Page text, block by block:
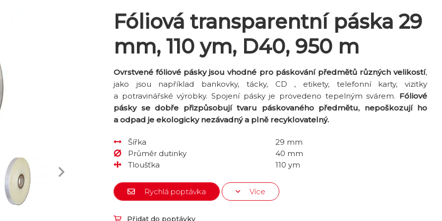
Fóliová transparentní páska 29
mm, 110 ym, D40, 950 m
Ovrstvené fóliové pásky jsou vhodné pro páskování předmětů různých velikostí,
jako jsou například bankovky, tácky, CD , etikety, telefonní karty, vizitky
a potravinářské výrobky. Spojení pásky je provedeno tepelným svárem. Fóliové
pásky se dobře přizpůsobují tvaru páskovaného předmětu, nepoškozují ho
a odpad je ekologicky nezávadný a plně recyklovatelný.
Šířka
29 mm
Průměr dutinky
40 mm
Tloušťka
110 ym
Rychlá poptávka Více
Přidat do poptávky